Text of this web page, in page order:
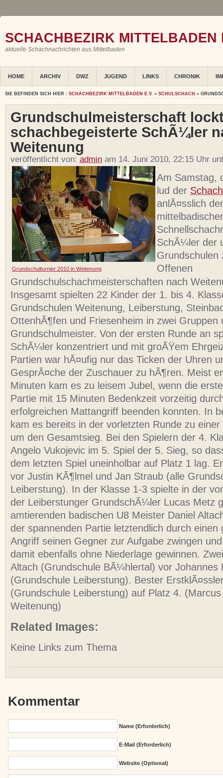
SCHACHBEZIRK MITTELBADEN
aktuelle Schachnachrichten aus Mittelbaden
HOME ARCHIV DWZ JUGEND LINKS CHRONIK
SIE BEFINDEN SICH HIER : SCHACHBEZIRK MITTELBADEN E.V. » SCHULSCHACH »
Grundschulmeisterschaft
schachbegeisterte SchÃ¼ler
Weitenung
veröffentlicht von: admin am 14. Juni 2010, 22:15 Uhr
Grundschulturnier 2010 in Weitenung
Am Samstag,
lud der
anlÃ¤sslich
SchÃ¼ler der
Grundschulen
Offenen
Grundschulschachmeisterschaften nach
Insgesamt spielten 22 Kinder der 1. bis 4.
Grundschulen Weitenung, Leiberstung,
OttenhÃ¶fen und Friesenheim in zwei Gruppen
Grundschulmeister. Von der ersten Runde an
SchÃ¼ler konzentriert und mit groÃŸem
Partien war hÃ¤ufig nur das Ticken der Uhren
GesprÃ¤che der Zuschauer zu hÃ¶ren. Meist
Minuten kam es zu leisem Jubel, wenn die
Partie mit 15 Minuten Bedenkzeit vorzeitig
erfolgreichen Mattangriff beenden konnten. In
kam es bereits in der vorletzten Runde zu
um den Gesamtsieg. Bei den Spielern der 4.
Angelo Vukojevic im 5. Spiel der 5. Sieg, so
dem letzten Spiel uneinholbar auf Platz 1 lag.
vor Justin KÃ¶lmel und Jan Straub (alle
Leiberstung). In der Klasse 1-3 spielte in der
der Leiberstunger GrundschÃ¼ler Lucas Metz
amtierenden badischen U8 Meister Daniel
der spannenden Partie letztendlich durch einen
Angriff seinen Gegner zur Aufgabe zwingen
damit ebenfalls ohne Niederlage gewinnen.
Altach (Grundschule BÃ¼hlertal) vor Johannes
(Grundschule Leiberstung). Bester
(Grundschule Leiberstung) auf Platz 4.
Weitenung)
Related Images:
Keine Links zum Thema
Kommentar
Name (erforderlich)
E-Mail (erforderlich)
Website (Optional)